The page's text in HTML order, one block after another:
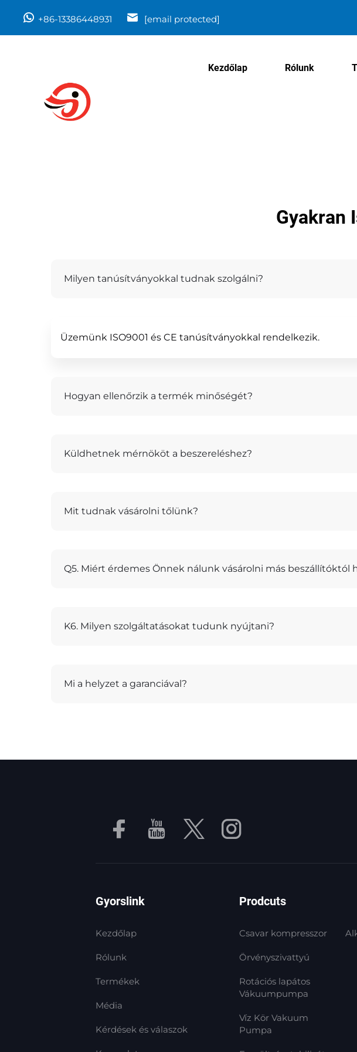
+86-13386448931 [email protected]
Kezdőlap Rólunk
Gyakran
Milyen tanúsítványokkal tudnak szolgálni?
Üzemünk ISO9001 és CE tanúsítványokkal rendelkezik.
Hogyan ellenőrzik a termék minőségét?
Küldhetnek mérnököt a beszereléshez?
Mit tudnak vásárolni tőlünk?
Q5. Miért érdemes Önnek nálunk vásárolni más beszállítóktól
K6. Milyen szolgáltatásokat tudunk nyújtani?
Mi a helyzet a garanciával?
Gyorslink
Kezdőlap
Rólunk
Termékek
Média
Kérdések és válaszok
Prodcuts
Csavar kompresszor
Örvényszivattyú
Rotációs lapátos
Vákuumpumpa
Víz Kör Vakuum
Pumpa